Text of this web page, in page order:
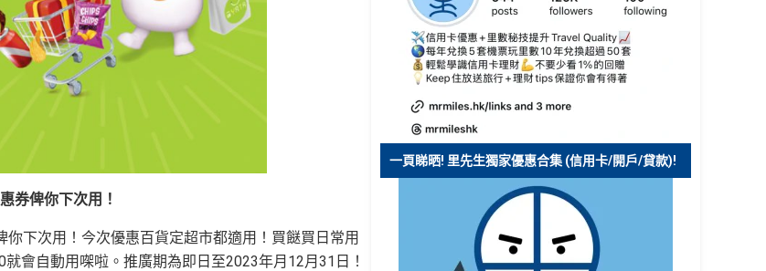
券俾你下次用！
下次用！今次優惠百貨定超市都適用！買餸買日常用
會自動用㗎啦。推廣期為即日至2023年月12月31日！
一頁睇晒! 里先生獨家優惠合集 (信用卡/開戶/貸款)!